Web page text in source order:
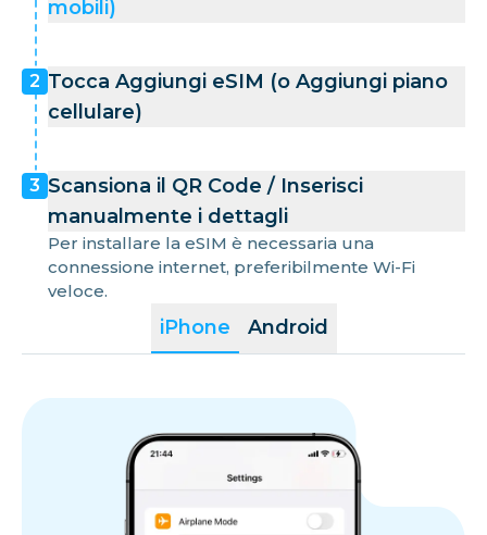
iPhone Android
mobili)
2 Tocca Aggiungi eSIM (o Aggiungi piano
cellulare)
3 Scansiona il QR Code / Inserisci
manualmente i dettagli
Per installare la eSIM è necessaria una
connessione internet, preferibilmente Wi-Fi
veloce.